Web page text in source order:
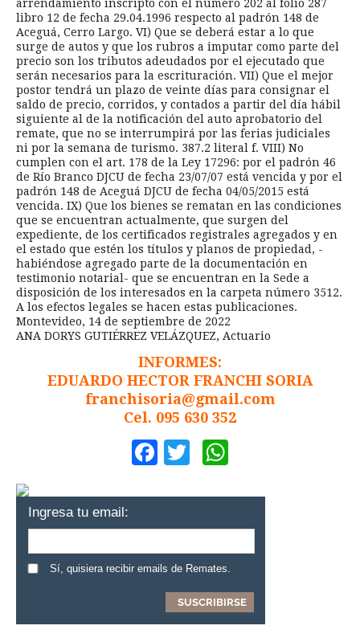
arrendamiento inscripto con el número 202 al folio 287
libro 12 de fecha 29.04.1996 respecto al padrón 148 de
Aceguá, Cerro Largo. VI) Que se deberá estar a lo que
surge de autos y que los rubros a imputar como parte del
precio son los tributos adeudados por el ejecutado que
serán necesarios para la escrituración. VII) Que el mejor
postor tendrá un plazo de veinte días para consignar el
saldo de precio, corridos, y contados a partir del día hábil
siguiente al de la notificación del auto aprobatorio del
remate, que no se interrumpirá por las ferias judiciales
ni por la semana de turismo. 387.2 literal f. VIII) No
cumplen con el art. 178 de la Ley 17296: por el padrón 46
de Río Branco DJCU de fecha 23/07/07 está vencida y por el
padrón 148 de Aceguá DJCU de fecha 04/05/2015 está
vencida. IX) Que los bienes se rematan en las condiciones
que se encuentran actualmente, que surgen del
expediente, de los certificados registrales agregados y en
el estado que estén los títulos y planos de propiedad, -
habiéndose agregado parte de la documentación en
testimonio notarial- que se encuentran en la Sede a
disposición de los interesados en la carpeta número 3512.
A los efectos legales se hacen estas publicaciones.
Montevideo, 14 de septiembre de 2022
ANA DORYS GUTIÉRREZ VELÁZQUEZ, Actuario
INFORMES:
EDUARDO HECTOR FRANCHI SORIA
franchisoria@gmail.com
Cel. 095 630 352
Facebook
Twitter
Ingresa tu email:
Sí, quisiera recibir emails de Remates.